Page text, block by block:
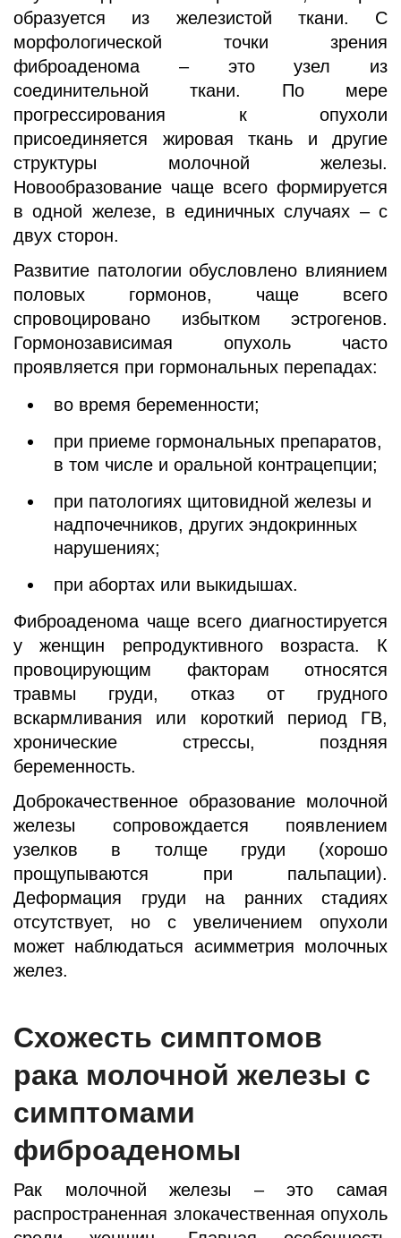
образуется из железистой ткани. С
морфологической точки зрения
фиброаденома – это узел из
соединительной ткани. По мере
прогрессирования к опухоли
присоединяется жировая ткань и другие
структуры молочной железы.
Новообразование чаще всего формируется
в одной железе, в единичных случаях – с
двух сторон.
Развитие патологии обусловлено влиянием
половых гормонов, чаще всего
спровоцировано избытком эстрогенов.
Гормонозависимая опухоль часто
проявляется при гормональных перепадах:
во время беременности;
при приеме гормональных препаратов,
в том числе и оральной контрацепции;
при патологиях щитовидной железы и
надпочечников, других эндокринных
нарушениях;
при абортах или выкидышах.
Фиброаденома чаще всего диагностируется
у женщин репродуктивного возраста. К
провоцирующим факторам относятся
травмы груди, отказ от грудного
вскармливания или короткий период ГВ,
хронические стрессы, поздняя
беременность.
Доброкачественное образование молочной
железы сопровождается появлением
узелков в толще груди (хорошо
прощупываются при пальпации).
Деформация груди на ранних стадиях
отсутствует, но с увеличением опухоли
может наблюдаться асимметрия молочных
желез.
Схожесть симптомов
рака молочной железы с
симптомами
фиброаденомы
Рак молочной железы – это самая
распространенная злокачественная опухоль